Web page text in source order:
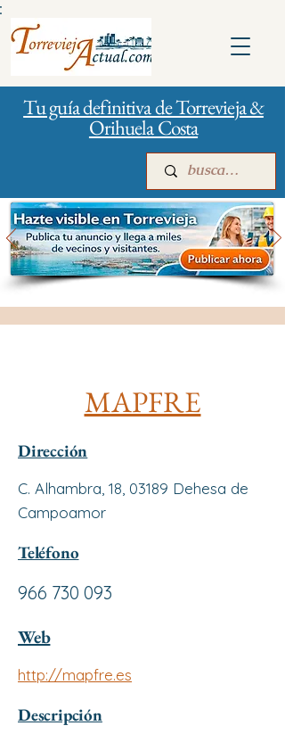
Tu guía definitiva de Torrevieja &
Orihuela Costa
Inicio Publicidad
MAPFRE
Dirección
C. Alhambra, 18, 03189 Dehesa de
Campoamor
Teléfono
966 730 093
Web
http://mapfre.es
Descripción